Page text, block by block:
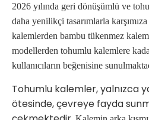
2026 yılında geri dönüşümlü ve
daha yenilikçi tasarımlarla
kalemlerden bambu tükenmez
modellerden tohumlu kalemlere
kullanıcıların beğenisine
Tohumlu kalemler, yalnızca
ötesinde, çevreye fayda